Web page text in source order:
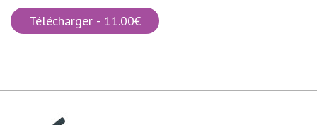
Télécharger - 11.00€